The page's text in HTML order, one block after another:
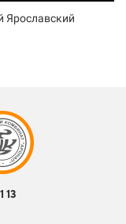
Ярославский
13